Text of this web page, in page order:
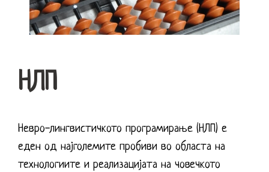
НЛП
Невро-лингвистичкото програмирање (НЛП) е
еден од најголемите пробиви во областа на
технологиите и реализацијата на човечкото